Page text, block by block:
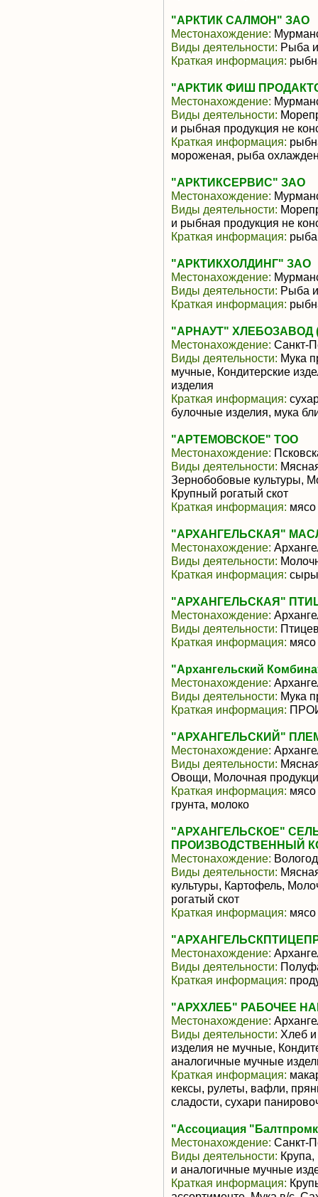
"АРКТИК САЛМОН" ЗАО
Местонахождение:
Виды деятельности: Рыба
Краткая информация:
"АРКТИК ФИШ
Местонахождение:
Виды деятельности:
и рыбная продукция не
Краткая информация:
мороженая, рыба
"АРКТИКСЕРВИС" ЗАО
Местонахождение:
Виды деятельности:
и рыбная продукция не
Краткая информация:
"АРКТИКХОЛДИНГ" ЗАО
Местонахождение:
Виды деятельности: Рыба
Краткая информация:
"АРНАУТ" ХЛЕБОЗАВОД
Местонахождение: Санкт-
Виды деятельности: Мука
мучные, Кондитерские
изделия
Краткая информация:
булочные изделия, мука
"АРТЕМОВСКОЕ" ТОО
Местонахождение:
Виды деятельности:
Зернобобовые культуры,
Крупный рогатый скот
Краткая информация: мясо
"АРХАНГЕЛЬСКАЯ"
Местонахождение:
Виды деятельности:
Краткая информация:
"АРХАНГЕЛЬСКАЯ"
Местонахождение:
Виды деятельности:
Краткая информация:
"Архангельский
Местонахождение:
Виды деятельности: Мука
Краткая информация:
"АРХАНГЕЛЬСКИЙ"
Местонахождение:
Виды деятельности:
Овощи, Молочная
Краткая информация: мясо
грунта, молоко
"АРХАНГЕЛЬСКОЕ"
ПРОИЗВОДСТВЕННЫЙ
Местонахождение:
Виды деятельности:
культуры, Картофель,
рогатый скот
Краткая информация: мясо
Местонахождение:
Виды деятельности:
Краткая информация:
"АРХХЛЕБ" РАБОЧЕЕ
Местонахождение:
Виды деятельности: Хлеб и
изделия не мучные,
аналогичные мучные
Краткая информация:
кексы, рулеты, вафли,
сладости, сухари
"Ассоциация
Местонахождение: Санкт-
Виды деятельности:
и аналогичные мучные
Краткая информация: